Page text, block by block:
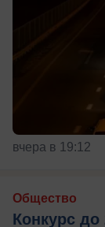
вчера в 19:12
Общество
Конкурс до